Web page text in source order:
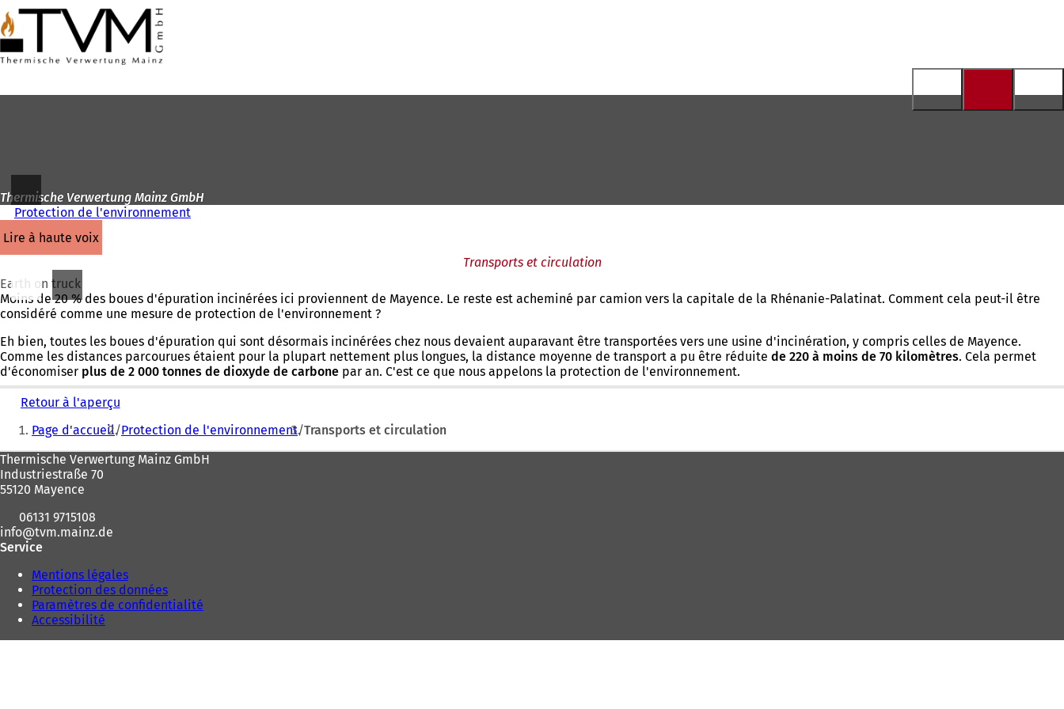
Accéder au contenu
Vers
la
page
d'accueil
Thermische Verwertung Mainz GmbH
Protection de l'environnement
lire à haute voix
Transports et circulation
Earth on truck
Moins de 20 % des boues d'épuration incinérées ici proviennent de Mayence. Le reste est acheminé par camion vers la capitale de la Rhénanie-Palatinat. Comment cela peut-il être
considéré comme une mesure de protection de l'environnement ?
Eh bien, toutes les boues d'épuration qui sont désormais incinérées chez nous devaient auparavant être transportées vers une usine d'incinération, y compris celles de Mayence.
Comme les distances parcourues étaient pour la plupart nettement plus longues, la distance moyenne de transport a pu être réduite de 220 à moins de 70 kilomètres. Cela permet
d'économiser plus de 2 000 tonnes de dioxyde de carbone par an. C'est ce que nous appelons la protection de l'environnement.
Retour à l'aperçu
Vous
êtes
ici
:
Page d'accueil Protection de l'environnement Transports et circulation
Pied
de
Thermische Verwertung Mainz GmbH
Industriestraße 70
55120 Mayence
06131 9715108
info
tvm.mainz de
Service
Mentions légales
Protection des données
Paramètres de confidentialité
Accessibilité